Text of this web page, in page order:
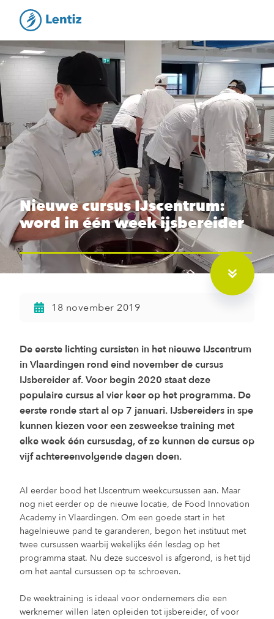
Nieuwe cursus IJscentrum:
word in één week ijsbereider
18 november 2019
De eerste lichting cursisten in het nieuwe IJscentrum
in Vlaardingen rond eind november de cursus
IJsbereider af. Voor begin 2020 staat deze
populaire cursus al vier keer op het programma. De
eerste ronde start al op 7 januari. IJsbereiders in spe
kunnen kiezen voor een zesweekse training met
elke week één cursusdag, of ze kunnen de cursus op
vijf achtereenvolgende dagen doen.
Al eerder bood het IJscentrum weekcursussen aan. Maar
nog niet eerder op de nieuwe locatie, de Food Innovation
Academy in Vlaardingen. Om een goede start in het
hagelnieuwe pand te garanderen, begon het instituut met
twee cursussen waarbij wekelijks één lesdag op het
programma staat. Nu deze succesvol is afgerond, is het tijd
om het aantal cursussen op te schroeven.
De weektraining is ideaal voor ondernemers die een
werknemer willen laten opleiden tot ijsbereider, of voor